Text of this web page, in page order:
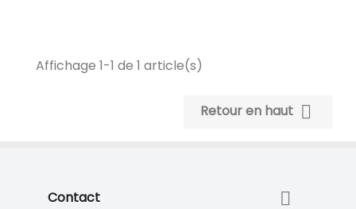
Affichage 1-1 de 1 article(s)
Retour en haut 
Contact 